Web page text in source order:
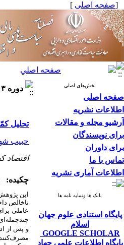
[صفحه اصلی ]
بخش‌های اصلی
صفحه اصلی
اطلاعات نشریه
آرشیو مجله و مقالات
برای نویسندگان
برای داوران
تماس با ما
اطلاعات آماری نشریه
بانک ها ونمایه نامه ها
پایگاه استنادی علوم جهان
اسلام
GOOGLE SCHOLAR
پایگاه اطلاعات علمی جهاد
دوره ۱۳، شماره ۵۱ - ( فصلنامه سیاست های مالی و اقتصادی ۱۴۰۴ )
تحلیل
حبیب
اقتصاد
چکیده:
و پس از